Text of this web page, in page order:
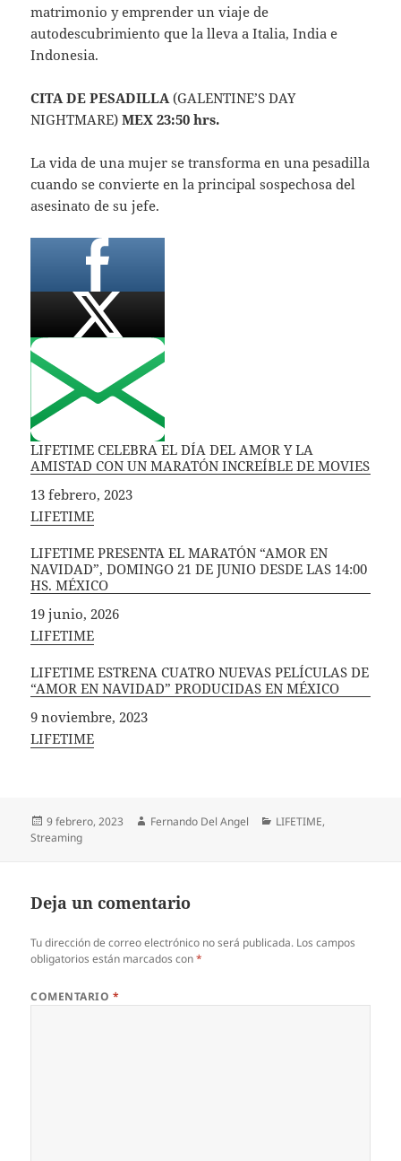
matrimonio y emprender un viaje de
autodescubrimiento que la lleva a Italia, India e
Indonesia.
CITA DE PESADILLA (GALENTINE’S DAY
NIGHTMARE)MEX 23:50 hrs.
La vida de una mujer se transforma en una pesadilla
cuando se convierte en la principal sospechosa del
asesinato de su jefe.
LIFETIME CELEBRA EL DÍA DEL AMOR Y LA
AMISTAD CON UN MARATÓN INCREÍBLE DE MOVIES
Fecha
13 febrero, 2023
In relation to
LIFETIME
LIFETIME PRESENTA EL MARATÓN “AMOR EN
NAVIDAD”, DOMINGO 21 DE JUNIO DESDE LAS 14:00
HS. MÉXICO
Fecha
19 junio, 2026
In relation to
LIFETIME
LIFETIME ESTRENA CUATRO NUEVAS PELÍCULAS DE
“AMOR EN NAVIDAD” PRODUCIDAS EN MÉXICO
Fecha
9 noviembre, 2023
In relation to
LIFETIME
Publicado
el
9 febrero, 2023 Autor
Fernando Del Angel Categorías
LIFETIME,
Streaming
Deja un comentario
Tu dirección de correo electrónico no será publicada. Los campos
obligatorios están marcados con*
COMENTARIO *